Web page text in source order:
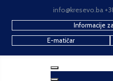
info@kresevo.ba
Informacije
E-matičar